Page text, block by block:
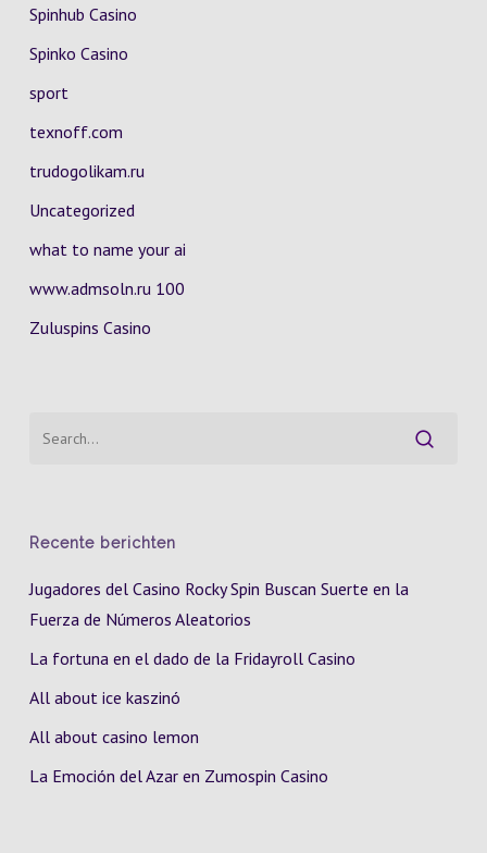
Spinhub Casino
Spinko Casino
sport
texnoff.com
trudogolikam.ru
Uncategorized
what to name your ai
www.admsoln.ru 100
Zuluspins Casino
Recente berichten
Jugadores del Casino Rocky Spin Buscan Suerte en la
Fuerza de Números Aleatorios
La fortuna en el dado de la Fridayroll Casino
All about ice kaszinó
All about casino lemon
La Emoción del Azar en Zumospin Casino